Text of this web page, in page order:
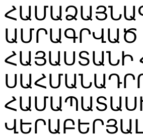
ԱՄՐԱԳՐՎԱԾ
ՀԱՅԱՍՏԱՆԻ